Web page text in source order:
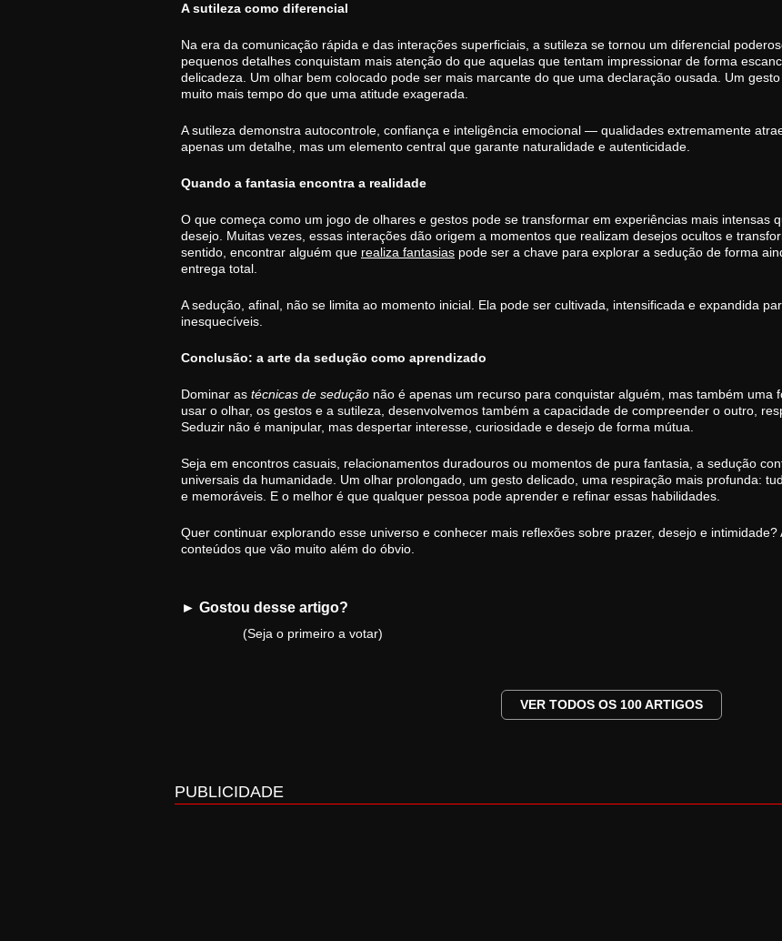
A sutileza como diferencial
Na era da comunicação rápida e das interações superficiais, a sutileza se tornou um diferencial
pequenos detalhes conquistam mais atenção do que aquelas que tentam impressionar de forma
delicadeza. Um olhar bem colocado pode ser mais marcante do que uma declaração ousada. Um
muito mais tempo do que uma atitude exagerada.
A sutileza demonstra autocontrole, confiança e inteligência emocional — qualidades extremamente
apenas um detalhe, mas um elemento central que garante naturalidade e autenticidade.
Quando a fantasia encontra a realidade
O que começa como um jogo de olhares e gestos pode se transformar em experiências mais intensas
desejo. Muitas vezes, essas interações dão origem a momentos que realizam desejos ocultos e
sentido, encontrar alguém que realiza fantasias pode ser a chave para explorar a sedução de forma
entrega total.
A sedução, afinal, não se limita ao momento inicial. Ela pode ser cultivada, intensificada e expandida
inesquecíveis.
Conclusão: a arte da sedução como aprendizado
Dominar as técnicas de sedução não é apenas um recurso para conquistar alguém, mas também uma
usar o olhar, os gestos e a sutileza, desenvolvemos também a capacidade de compreender o outro,
Seduzir não é manipular, mas despertar interesse, curiosidade e desejo de forma mútua.
Seja em encontros casuais, relacionamentos duradouros ou momentos de pura fantasia, a sedução
universais da humanidade. Um olhar prolongado, um gesto delicado, uma respiração mais profunda:
e memoráveis. E o melhor é que qualquer pessoa pode aprender e refinar essas habilidades.
Quer continuar explorando esse universo e conhecer mais reflexões sobre prazer, desejo e intimidade?
conteúdos que vão muito além do óbvio.
► Gostou desse artigo?
(Seja o primeiro a votar)
VER TODOS OS 100 ARTIGOS
PUBLICIDADE